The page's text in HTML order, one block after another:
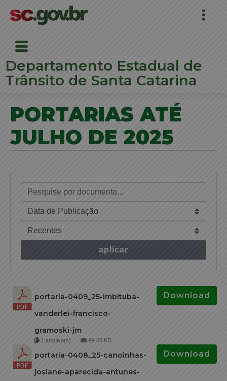
Departamento Estadual de
Trânsito de Santa Catarina
PORTARIAS ATÉ
JULHO DE 2025
aplicar
portaria-0409_25-imbituba-
vanderlei-francisco-
gramoski-jm
1 arquivo(s) 99.00 KB
Download
portaria-0408_25-canoinhas-
josiane-aparecida-antunes-
Download